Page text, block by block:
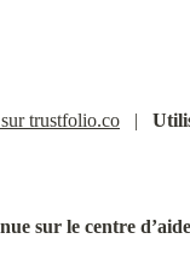
trustfolio.co
   |
sur le centre